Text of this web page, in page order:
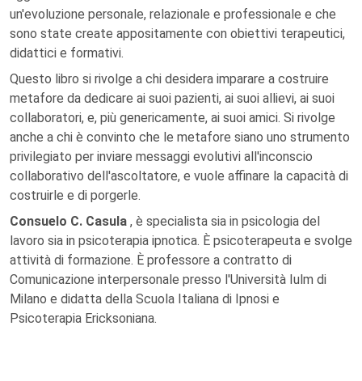
un'evoluzione personale, relazionale e professionale e che
sono state create appositamente con obiettivi terapeutici,
didattici e formativi.
Questo libro si rivolge a chi desidera imparare a costruire
metafore da dedicare ai suoi pazienti, ai suoi allievi, ai suoi
collaboratori, e, più genericamente, ai suoi amici. Si rivolge
anche a chi è convinto che le metafore siano uno strumento
privilegiato per inviare messaggi evolutivi all'inconscio
collaborativo dell'ascoltatore, e vuole affinare la capacità di
costruirle e di porgerle.
Consuelo C. Casula , è specialista sia in psicologia del
lavoro sia in psicoterapia ipnotica. È psicoterapeuta e svolge
attività di formazione. È professore a contratto di
Comunicazione interpersonale presso l'Università Iulm di
Milano e didatta della Scuola Italiana di Ipnosi e
Psicoterapia Ericksoniana.